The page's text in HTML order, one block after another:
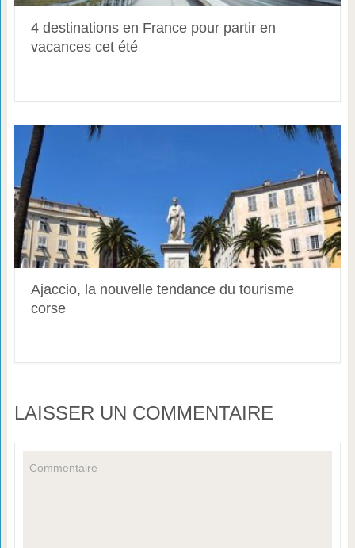
4 destinations en France pour partir en
vacances cet été
Ajaccio, la nouvelle tendance du tourisme
corse
LAISSER UN COMMENTAIRE